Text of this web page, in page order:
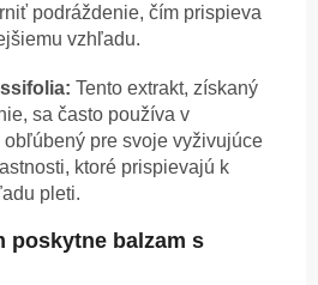
podráždenie, čím prispieva
vzhľadu.
Tento extrakt, získaný
sa často používa v
obľúbený pre svoje vyživujúce
ktoré prispievajú k
pleti.
poskytne balzam s